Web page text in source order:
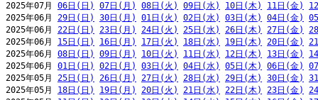
2025年07月 06日(日) 07日(月) 08日(火) 09日(水) 10日(木) 11日(金)
2025年06月 29日(日) 30日(月) 01日(火) 02日(水) 03日(木) 04日(金)
2025年06月 22日(日) 23日(月) 24日(火) 25日(水) 26日(木) 27日(金)
2025年06月 15日(日) 16日(月) 17日(火) 18日(水) 19日(木) 20日(金)
2025年06月 08日(日) 09日(月) 10日(火) 11日(水) 12日(木) 13日(金)
2025年06月 01日(日) 02日(月) 03日(火) 04日(水) 05日(木) 06日(金)
2025年05月 25日(日) 26日(月) 27日(火) 28日(水) 29日(木) 30日(金)
2025年05月 18日(日) 19日(月) 20日(火) 21日(水) 22日(木) 23日(金)